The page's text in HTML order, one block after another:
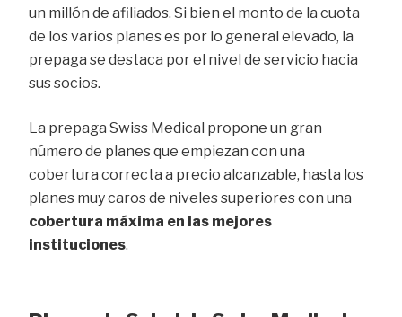
un millón de afiliados. Si bien el monto de la cuota
de los varios planes es por lo general elevado, la
prepaga se destaca por el nivel de servicio hacia
sus socios.
La prepaga Swiss Medical propone un gran
número de planes que empiezan con una
cobertura correcta a precio alcanzable, hasta los
planes muy caros de niveles superiores con una
cobertura máxima en las mejores
instituciones.